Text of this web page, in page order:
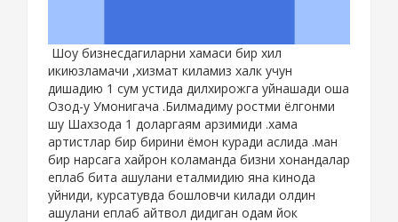
Шоу бизнесдагиларни хамаси бир хил
икиюзламачи ,хизмат киламиз халк учун
дишадию 1 сум устида дилхирожга уйнашади оша
Озод-у Умонигача .Билмадиму ростми ёлгонми
шу Шахзода 1 доларгаям арзимиди .хама
артистлар бир бирини ёмон куради аслида .ман
бир нарсага хайрон коламанда бизни хонандалар
еплаб бита ашулани еталмидию яна кинода
уйниди, курсатувда бошловчи килади олдин
ашулани еплаб айтвол дидиган одам йок